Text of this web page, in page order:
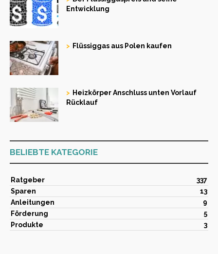
Entwicklung
Flüssiggas aus Polen kaufen
Heizkörper Anschluss unten Vorlauf
Rücklauf
BELIEBTE KATEGORIE
Ratgeber
337
Sparen
13
Anleitungen
9
Förderung
5
Produkte
3